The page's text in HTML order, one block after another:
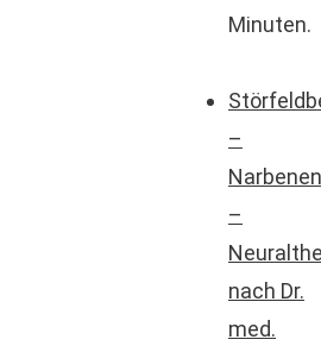
Minuten.
–
–
nach Dr.
med.